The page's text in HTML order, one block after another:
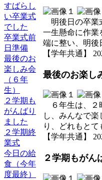
すばらし
い卒業式
でした
卒業式前
日準備
最後のお
楽しみ会
（６年
生）
２学期も
がんばり
ました
２学期終
業式
今日の給
食（今年
度最終）
明後日の卒業
一生懸命に作業
端に整い、明後
【学年共通】
最後のお楽し
６年生は、２
し、みんなで
り、どれもと
【学年共通】
２学期もがん